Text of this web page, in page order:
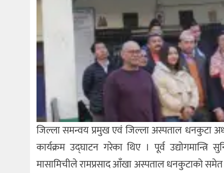
जिल्ला समन्वय प्रमुख एवं जिल्ला अस्पताल धनकुटा
कार्यक्रम उद्घाटन गरेका थिए । पूर्व
मासामिचीले रामप्रसाद आँखा अस्पताल धनकुटाको